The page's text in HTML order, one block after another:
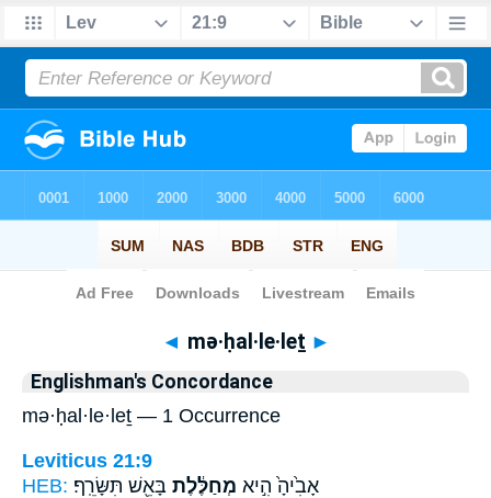
Bible> Strong's > Hebrew
◄ mə·ḥal·le·leṯ ►
Englishman's Concordance
mə·ḥal·le·leṯ — 1 Occurrence
Leviticus 21:9
HEB:
אָבִ֙יהָ֙ הִ֣יא מְחַלֶּ֔לֶת בָּאֵ֖שׁ תִּשָּׂרֵֽף׃